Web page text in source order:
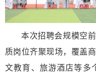
本次招聘会规模空
质岗位齐聚现场，覆盖
文教育、旅游酒店等多